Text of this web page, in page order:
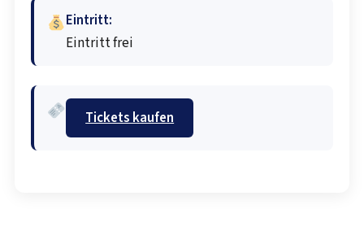
Eintritt:
Eintritt frei
Tickets kaufen